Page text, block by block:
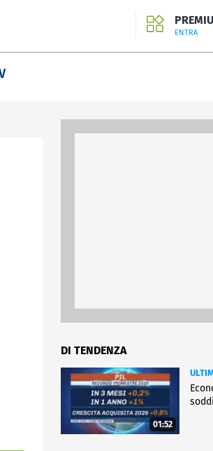
ENTRA
DI TENDENZA
01:52